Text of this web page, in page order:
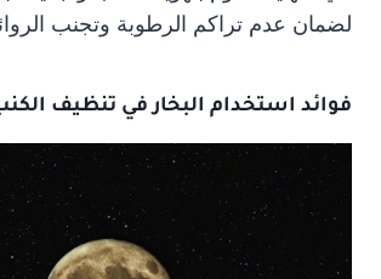
لضمان عدم تراكم الرطوبة وتجنب
فوائد استخدام البخار في تنظيف